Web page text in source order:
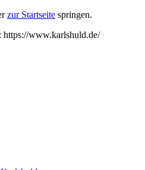
zur Startseite springen.
https://www.karlshuld.de/